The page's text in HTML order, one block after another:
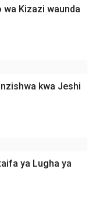
wa Kizazi waunda
kwa Jeshi
ya Lugha ya